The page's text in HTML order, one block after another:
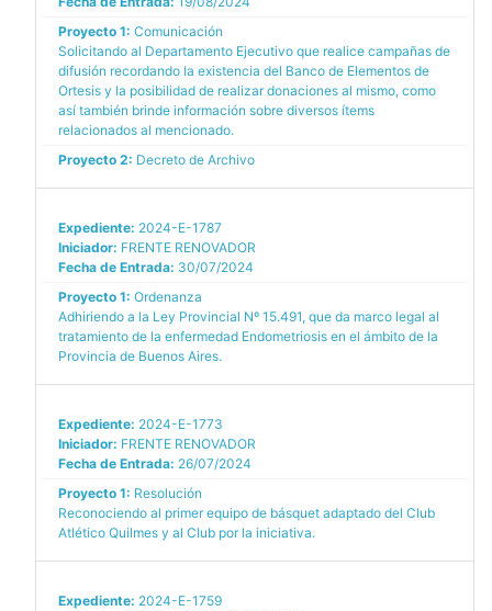
Proyecto 1: Comunicación
Solicitando al Departamento Ejecutivo que realice campañas de
difusión recordando la existencia del Banco de Elementos de
Ortesis y la posibilidad de realizar donaciones al mismo, como
así también brinde información sobre diversos ítems
relacionados al mencionado.
Proyecto 2: Decreto de Archivo
Expediente: 2024-E-1787
Iniciador: FRENTE RENOVADOR
Fecha de Entrada: 30/07/2024
Proyecto 1: Ordenanza
Adhiriendo a la Ley Provincial Nº 15.491, que da marco legal al
tratamiento de la enfermedad Endometriosis en el ámbito de la
Provincia de Buenos Aires.
Expediente: 2024-E-1773
Iniciador: FRENTE RENOVADOR
Fecha de Entrada: 26/07/2024
Proyecto 1: Resolución
Reconociendo al primer equipo de básquet adaptado del Club
Atlético Quilmes y al Club por la iniciativa.
Expediente: 2024-E-1759